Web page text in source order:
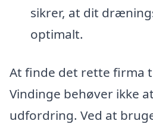
sikrer, at dit
optimalt.
At finde det rette firma
Vindinge behøver ikke
udfordring. Ved at